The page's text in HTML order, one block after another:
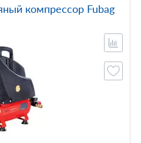
компрессор Fubag